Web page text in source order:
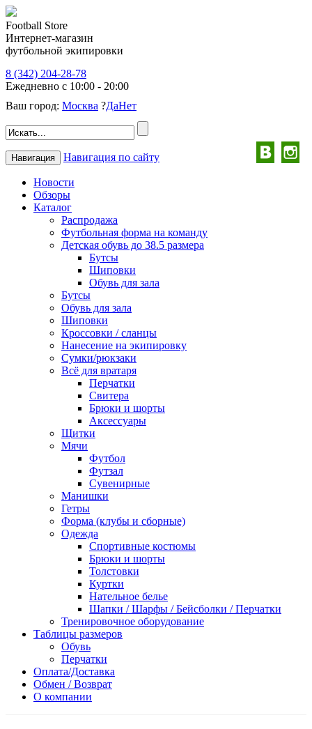
Football Store
Интернет-магазин
футбольной экипировки
8 (342) 204-28-78
Ежедневно с 10:00 - 20:00
Ваш город: Москва ?ДаНет
Навигация Навигация по сайту
Новости
Обзоры
Каталог
Распродажа
Футбольная форма на команду
Детская обувь до 38.5 размера
Бутсы
Шиповки
Обувь для зала
Бутсы
Обувь для зала
Шиповки
Кроссовки / сланцы
Нанесение на экипировку
Сумки/рюкзаки
Всё для вратаря
Перчатки
Cвитера
Брюки и шорты
Аксессуары
Щитки
Мячи
Футбол
Футзал
Сувенирные
Манишки
Гетры
Форма (клубы и сборные)
Одежда
Спортивные костюмы
Брюки и шорты
Толстовки
Куртки
Нательное белье
Шапки / Шарфы / Бейсболки / Перчатки
Тренировочное оборудование
Таблицы размеров
Обувь
Перчатки
Оплата/Доставка
Обмен / Возврат
О компании